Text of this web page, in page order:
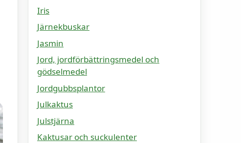
Iris
Järnekbuskar
Jasmin
Jord, jordförbättringsmedel och
gödselmedel
Jordgubbsplantor
Julkaktus
Julstjärna
Kaktusar och suckulenter